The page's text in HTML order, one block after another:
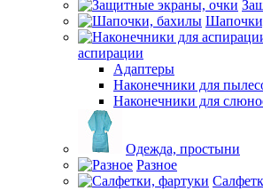
аспирации
Адаптеры
Наконечники для
Наконечники для
Одежда, простыни
Разное